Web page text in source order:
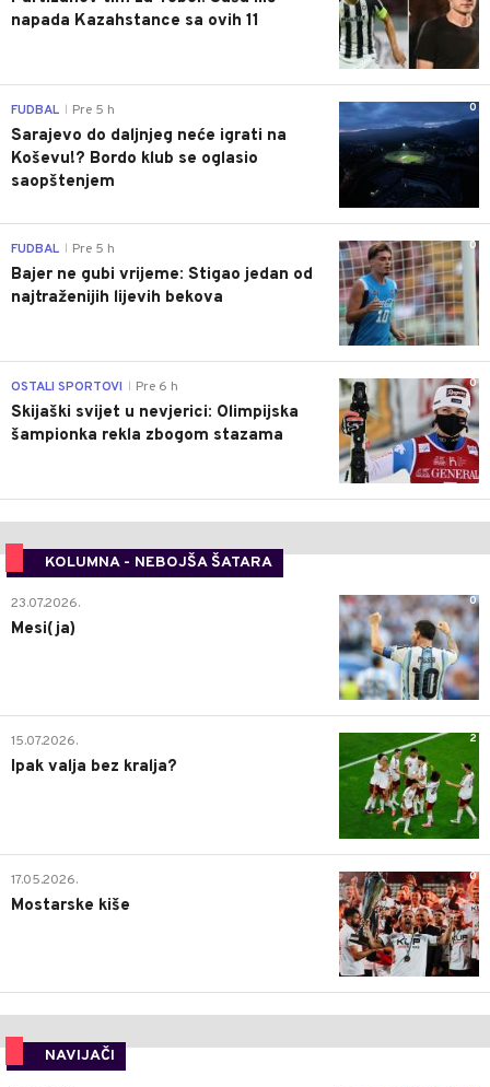
napada Kazahstance sa ovih 11
0
FUDBAL Pre 5 h
Sarajevo do daljnjeg neće igrati na
Koševu!? Bordo klub se oglasio
saopštenjem
0
FUDBAL Pre 5 h
Bajer ne gubi vrijeme: Stigao jedan od
najtraženijih lijevih bekova
0
OSTALI SPORTOVI Pre 6 h
Skijaški svijet u nevjerici: Olimpijska
šampionka rekla zbogom stazama
KOLUMNA - NEBOJŠA ŠATARA
0
23.07.2026.
Mesi(ja)
2
15.07.2026.
Ipak valja bez kralja?
0
17.05.2026.
Mostarske kiše
NAVIJAČI